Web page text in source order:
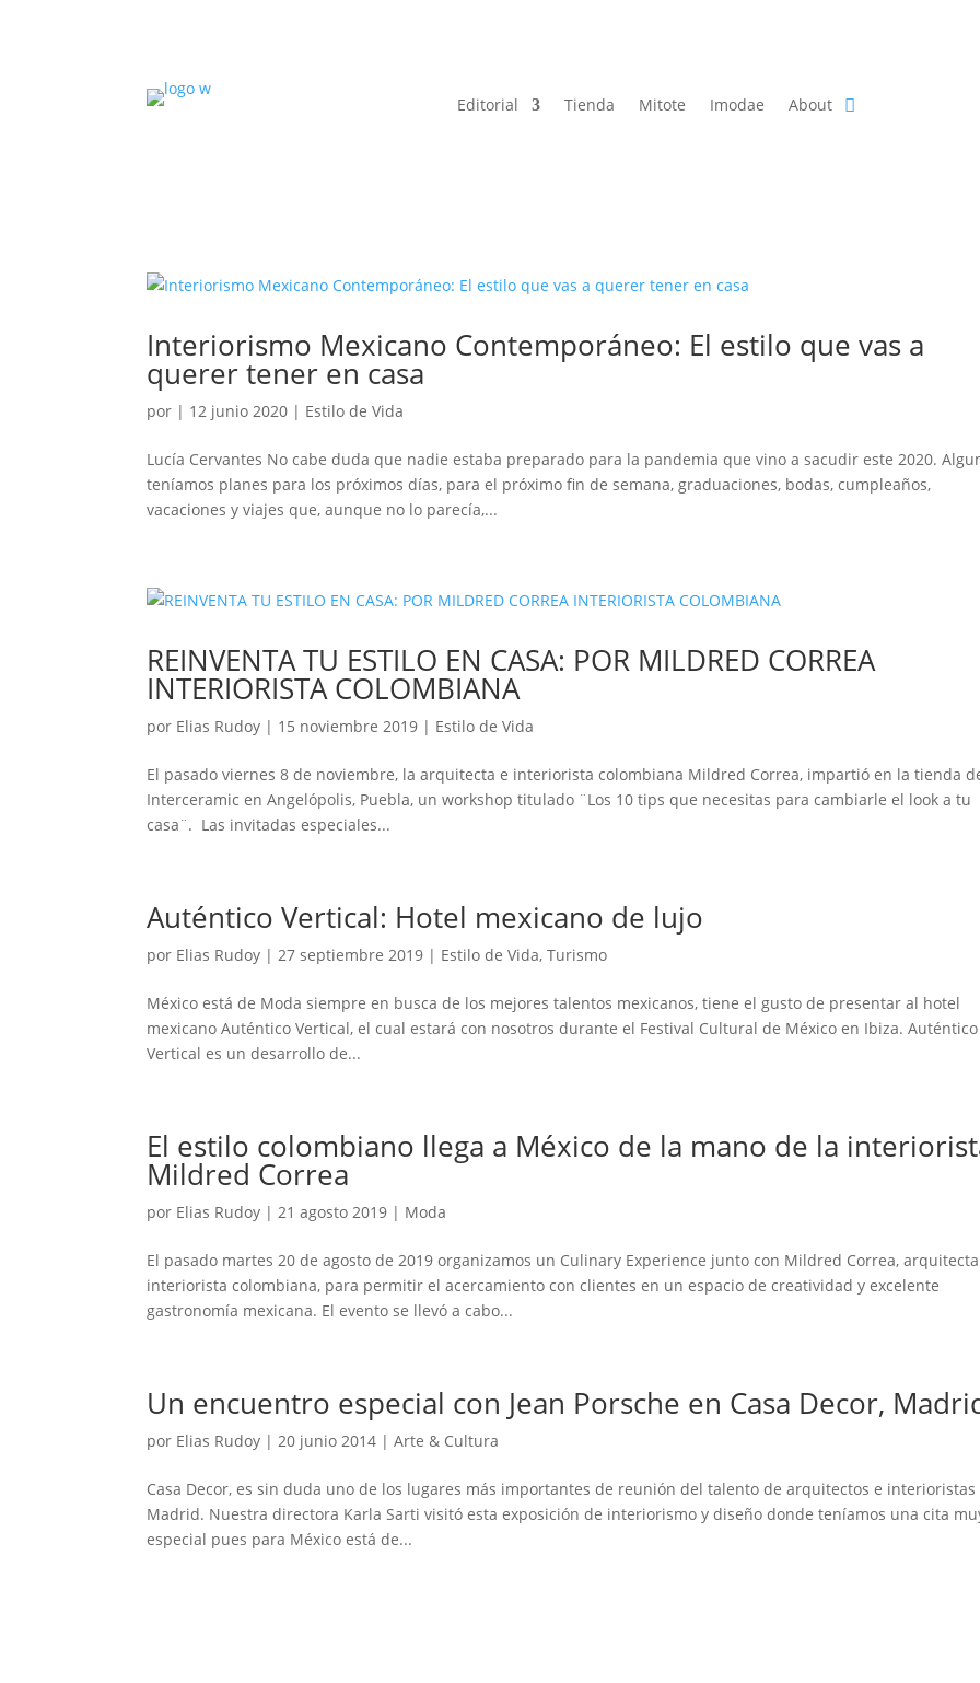
Editorial Tienda Mitote Imodae About
Interiorismo Mexicano Contemporáneo: El estilo que vas a
querer tener en casa
por | 12 junio 2020 | Estilo de Vida
Lucía Cervantes No cabe duda que nadie estaba preparado para la pandemia que vino a sacudir este 2020.
teníamos planes para los próximos días, para el próximo fin de semana, graduaciones, bodas, cumpleaños,
vacaciones y viajes que, aunque no lo parecía,...
REINVENTA TU ESTILO EN CASA: POR MILDRED CORREA
INTERIORISTA COLOMBIANA
por Elias Rudoy | 15 noviembre 2019 | Estilo de Vida
El pasado viernes 8 de noviembre, la arquitecta e interiorista colombiana Mildred Correa, impartió en la tienda
Interceramic en Angelópolis, Puebla, un workshop titulado ¨Los 10 tips que necesitas para cambiarle el look a tu
casa¨. Las invitadas especiales...
Auténtico Vertical: Hotel mexicano de lujo
por Elias Rudoy |27 septiembre 2019 | Estilo de Vida,Turismo
México está de Moda siempre en busca de los mejores talentos mexicanos, tiene el gusto de presentar al hotel
mexicano Auténtico Vertical, el cual estará con nosotros durante el Festival Cultural de México en Ibiza. Auténtico
Vertical es un desarrollo de...
El estilo colombiano llega a México de la mano de la
Mildred Correa
por Elias Rudoy |21 agosto 2019 | Moda
El pasado martes 20 de agosto de 2019 organizamos un Culinary Experience junto con Mildred Correa,
interiorista colombiana, para permitir el acercamiento con clientes en un espacio de creatividad y excelente
gastronomía mexicana. El evento se llevó a cabo...
Un encuentro especial con Jean Porsche en Casa Decor,
por Elias Rudoy |20 junio 2014 |Arte & Cultura
Casa Decor, es sin duda uno de los lugares más importantes de reunión del talento de arquitectos e interioristas
Madrid. Nuestra directora Karla Sarti visitó esta exposición de interiorismo y diseño donde teníamos una cita
especial pues para México está de...